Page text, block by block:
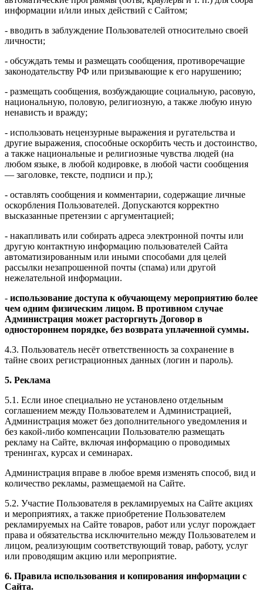
информации и/или иных действий с Сайтом;
- вводить в заблуждение Пользователей относительно своей
личности;
- обсуждать темы и размещать сообщения, противоречащие
законодательству РФ или призывающие к его нарушению;
- размещать сообщения, возбуждающие социальную, расовую,
национальную, половую, религиозную, а также любую иную
ненависть и вражду;
- использовать нецензурные выражения и ругательства и
другие выражения, способные оскорбить честь и достоинство,
а также национальные и религиозные чувства людей (на
любом языке, в любой кодировке, в любой части сообщения
— заголовке, тексте, подписи и пр.);
- оставлять сообщения и комментарии, содержащие личные
оскорбления Пользователей. Допускаются корректно
высказанные претензии с аргументацией;
- накапливать или собирать адреса электронной почты или
другую контактную информацию пользователей Сайта
автоматизированным или иными способами для целей
рассылки незапрошенной почты (спама) или другой
нежелательной информации.
- использование доступа к обучающему мероприятию более
чем одним физическим лицом. В противном случае
Администрация может расторгнуть Договор в
одностороннем порядке, без возврата уплаченной суммы.
4.3. Пользователь несёт ответственность за сохранение в
тайне своих регистрационных данных (логин и пароль).
5. Реклама
5.1. Если иное специально не установлено отдельным
соглашением между Пользователем и Администрацией,
Администрация может без дополнительного уведомления и
без какой-либо компенсации Пользователю размещать
рекламу на Сайте, включая информацию о проводимых
тренингах, курсах и семинарах.
Администрация вправе в любое время изменять способ, вид и
количество рекламы, размещаемой на Сайте.
5.2. Участие Пользователя в рекламируемых на Сайте акциях
и мероприятиях, а также приобретение Пользователем
рекламируемых на Сайте товаров, работ или услуг порождает
права и обязательства исключительно между Пользователем и
лицом, реализующим соответствующий товар, работу, услуг
или проводящим акцию или мероприятие.
6. Правила использования и копирования информации с
Сайта.